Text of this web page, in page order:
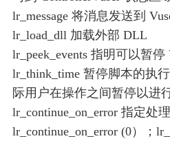
lr_message 将消息发送到
lr_load_dll 加载外部 DLL
lr_peek_events 指明可以暂
lr_think_time 暂停脚本的执
际用户在操作之间暂停以进
lr_continue_on_error 指定处
lr_continue_on_error (0）；